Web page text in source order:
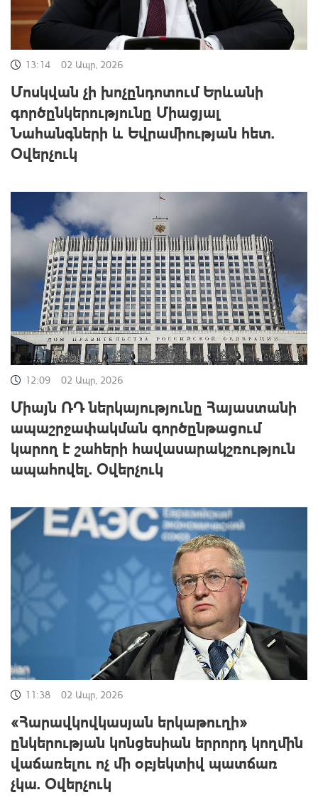
13:14 02 Ապր, 2026
Մոսկվան չի խոչընդոտում Երևանի
գործընկերությունը Միացյալ
Նահանգների և Եվրամիության հետ.
Օվերչուկ
12:09 02 Ապր, 2026
Միայն ՌԴ ներկայությունը Հայաստանի
ապաշրջափակման գործընթացում
կարող է շահերի հավասարակշռություն
ապահովել. Օվերչուկ
11:38 02 Ապր, 2026
«Հարավկովկասյան երկաթուղի»
ընկերության կոնցեսիան երրորդ կողմին
վաճառելու ոչ մի օբյեկտիվ պատճառ
չկա. Օվերչուկ